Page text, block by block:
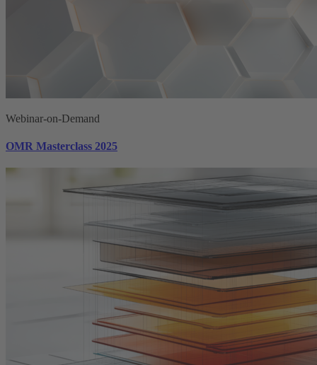
Webinar-on-Demand
OMR Masterclass 2025